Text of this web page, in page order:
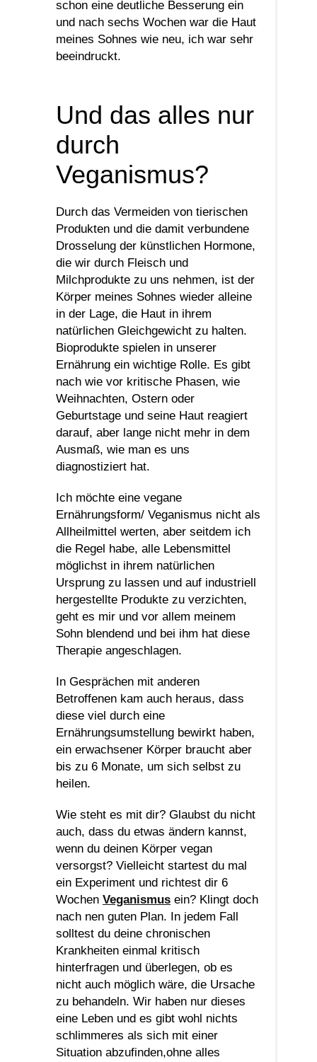
schon eine deutliche Besserung ein
und nach sechs Wochen war die Haut
meines Sohnes wie neu, ich war sehr
beeindruckt.
Und das alles nur
durch
Veganismus?
Durch das Vermeiden von tierischen
Produkten und die damit verbundene
Drosselung der künstlichen Hormone,
die wir durch Fleisch und
Milchprodukte zu uns nehmen, ist der
Körper meines Sohnes wieder alleine
in der Lage, die Haut in ihrem
natürlichen Gleichgewicht zu halten.
Bioprodukte spielen in unserer
Ernährung ein wichtige Rolle. Es gibt
nach wie vor kritische Phasen, wie
Weihnachten, Ostern oder
Geburtstage und seine Haut reagiert
darauf, aber lange nicht mehr in dem
Ausmaß, wie man es uns
diagnostiziert hat.
Ich möchte eine vegane
Ernährungsform/ Veganismus nicht als
Allheilmittel werten, aber seitdem ich
die Regel habe, alle Lebensmittel
möglichst in ihrem natürlichen
Ursprung zu lassen und auf industriell
hergestellte Produkte zu verzichten,
geht es mir und vor allem meinem
Sohn blendend und bei ihm hat diese
Therapie angeschlagen.
In Gesprächen mit anderen
Betroffenen kam auch heraus, dass
diese viel durch eine
Ernährungsumstellung bewirkt haben,
ein erwachsener Körper braucht aber
bis zu 6 Monate, um sich selbst zu
heilen.
Wie steht es mit dir? Glaubst du nicht
auch, dass du etwas ändern kannst,
wenn du deinen Körper vegan
versorgst? Vielleicht startest du mal
ein Experiment und richtest dir 6
Wochen Veganismus ein? Klingt doch
nach nen guten Plan. In jedem Fall
solltest du deine chronischen
Krankheiten einmal kritisch
hinterfragen und überlegen, ob es
nicht auch möglich wäre, die Ursache
zu behandeln. Wir haben nur dieses
eine Leben und es gibt wohl nichts
schlimmeres als sich mit einer
Situation abzufinden,ohne alles